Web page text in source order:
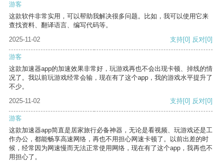
游客
这款软件非常实用，可以帮助我解决很多问题。比如，我可以使用它来
查找资料、翻译语言、编写代码等。
2025-11-02
支持[0] 反对[0]
游客
这款加速器app的加速效果非常好，玩游戏再也不会出现卡顿、掉线的情
况了。我以前玩游戏经常会输，现在有了这个app，我的游戏水平提升了
不少。
2025-11-02
支持[0] 反对[0]
游客
这款加速器app简直是居家旅行必备神器，无论是看视频、玩游戏还是工
作办公，都能畅享高速网络，再也不用担心网速卡顿了。以前出差的时
候，经常因为网速慢而无法正常使用网络，现在有了这个app，我再也不
用担心了。